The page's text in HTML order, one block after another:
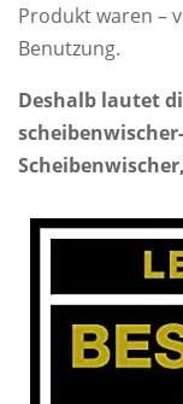
Produkt waren –
Benutzung.
Deshalb lautet